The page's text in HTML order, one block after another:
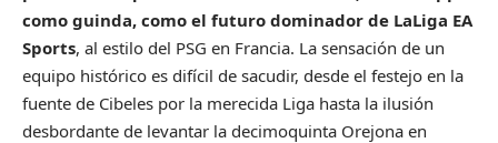
como guinda, como el futuro dominador de LaLiga EA
Sports, al estilo del PSG en Francia. La sensación de un
equipo histórico es difícil de sacudir, desde el festejo en la
fuente de Cibeles por la merecida Liga hasta la ilusión
desbordante de levantar la decimoquinta Orejona en